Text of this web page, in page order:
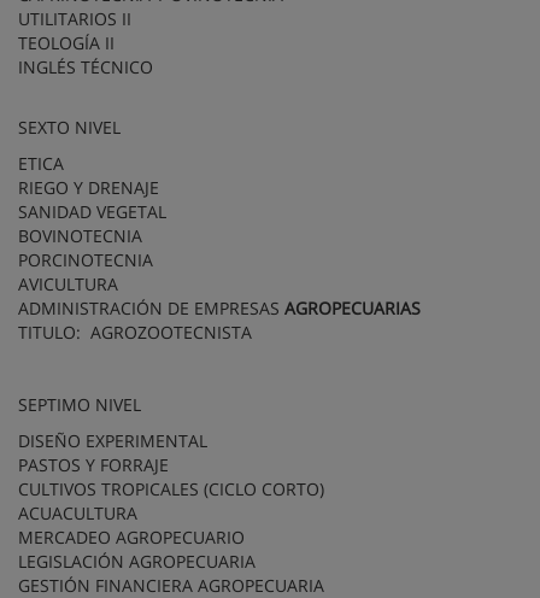
UTILITARIOS II
TEOLOGÍA II
INGLÉS TÉCNICO
SEXTO NIVEL
ETICA
RIEGO Y DRENAJE
SANIDAD VEGETAL
BOVINOTECNIA
PORCINOTECNIA
AVICULTURA
ADMINISTRACIÓN DE EMPRESAS AGROPECUARIAS
TITULO: AGROZOOTECNISTA
SEPTIMO NIVEL
DISEÑO EXPERIMENTAL
PASTOS Y FORRAJE
CULTIVOS TROPICALES (CICLO CORTO)
ACUACULTURA
MERCADEO AGROPECUARIO
LEGISLACIÓN AGROPECUARIA
GESTIÓN FINANCIERA AGROPECUARIA